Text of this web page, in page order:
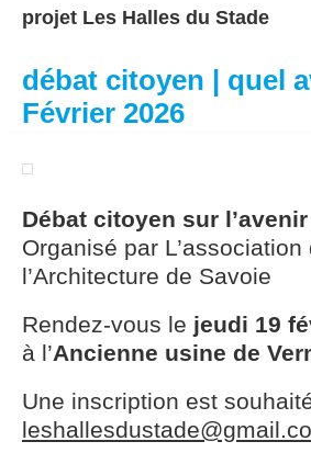
projet Les Halles du Stade
débat citoyen | quel
Février 2026
Débat citoyen sur
Organisé par
l’Architecture de Savoie
Rendez-vous le jeudi 19
à l’Ancienne usine de
Une inscription est